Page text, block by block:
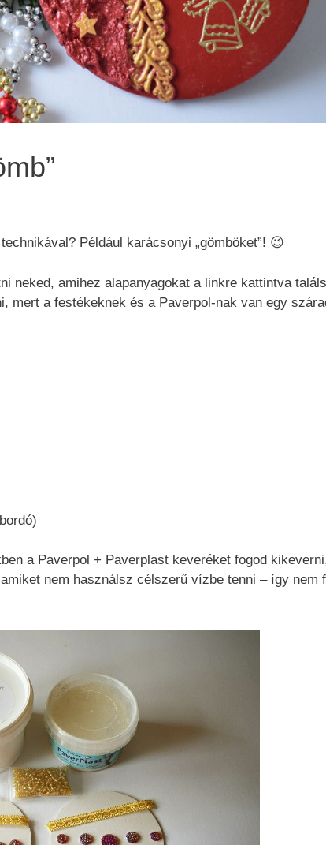
Például karácsonyi „gömböket”! 😉
neked, amihez alapanyagokat a linkre kattintva
mert a festékeknek és a Paverpol-nak van egy
a Paverpol + Paverplast keveréket fogod
nem használsz célszerű vízbe tenni – így nem